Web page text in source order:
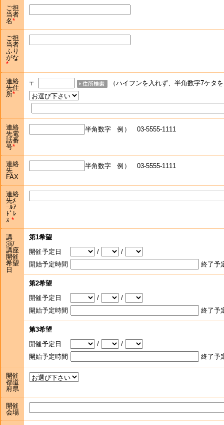
ご担
当者
名
ご担
当者
ふり
がな
連絡
先住
所
〒 （ハイフンを入れず、半角数字7ケタ
連絡
先電
話番
号
半角数字 例） 03-5555-1111
連絡
先
FAX
半角数字 例） 03-5555-1111
連絡
先ﾒ
ｰﾙｱ
ﾄﾞﾚ
ｽ
講
演/
講座
開催
希望
日
第1希望
開催予定日
/
/
開始予定時間
終了予
第2希望
開催予定日
/
/
開始予定時間
終了予
第3希望
開催予定日
/
/
開始予定時間
終了予
開催
都道
府県
開催
会場